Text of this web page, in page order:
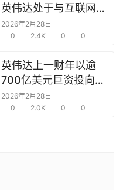
英伟达处于与互联网泡
沫时期思科同样的“危
险境地”
2026年2月28日
0
2.4K 0 0
英伟达上一财年以逾
700亿美元巨资投向合
作方，竭力巩固AI芯片
需求
2026年2月28日
0
2.0K 0 0